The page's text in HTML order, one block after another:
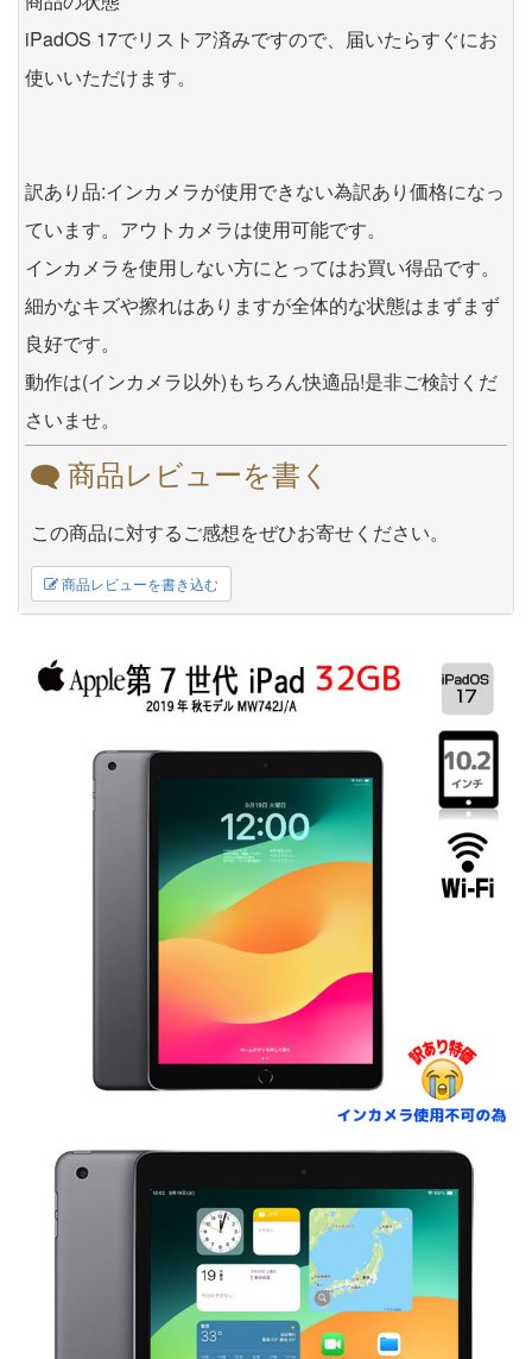
iPadOS 17でリストア済みですので、届いたらすぐにお
使いいただけます。
訳あり品:インカメラが使用できない為訳あり価格になっ
ています。アウトカメラは使用可能です。
インカメラを使用しない方にとってはお買い得品です。
細かなキズや擦れはありますが全体的な状態はまずまず
良好です。
動作は(インカメラ以外)もちろん快適品!是非ご検討くだ
さいませ。
商品レビューを書く
この商品に対するご感想をぜひお寄せください。
商品レビューを書き込む